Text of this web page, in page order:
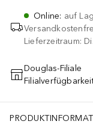
Online: auf
Lieferzeitraum:
Douglas-Filiale